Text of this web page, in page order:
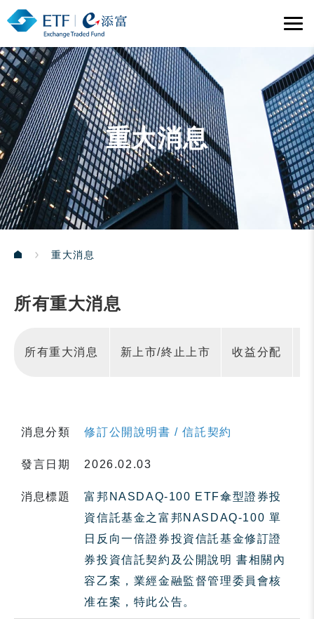
重大消息
重大消息
所有重大消息
所有重大消息 新上市/終止上市 收益分配
消息分類 修訂公開說明書 / 信託契約
發言日期 2026.02.03
消息標題
富邦NASDAQ-100 ETF傘型證券投
資信託基金之富邦NASDAQ-100 單
日反向一倍證券投資信託基金修訂證
券投資信託契約及公開說明 書相關內
容乙案，業經金融監督管理委員會核
准在案，特此公告。